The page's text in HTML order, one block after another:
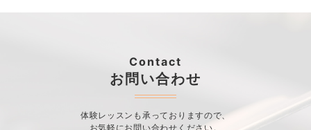
Contact
お問い合わせ
体験レッスンも承っておりますので、
お気軽にお問い合わせください。